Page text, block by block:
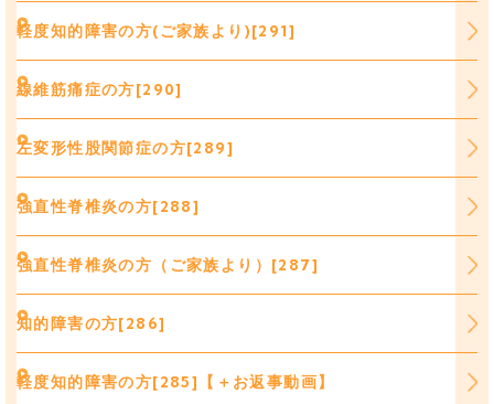
軽度知的障害の方(ご家族より)[291]
線維筋痛症の方[290]
左変形性股関節症の方[289]
強直性脊椎炎の方[288]
強直性脊椎炎の方（ご家族より）[287]
知的障害の方[286]
軽度知的障害の方[285]【＋お返事動画】